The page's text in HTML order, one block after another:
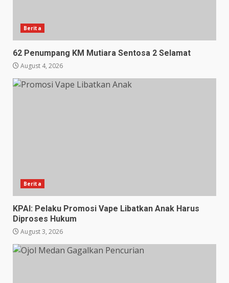
Berita
62 Penumpang KM Mutiara Sentosa 2 Selamat
August 4, 2026
Berita
KPAI: Pelaku Promosi Vape Libatkan Anak Harus
Diproses Hukum
August 3, 2026